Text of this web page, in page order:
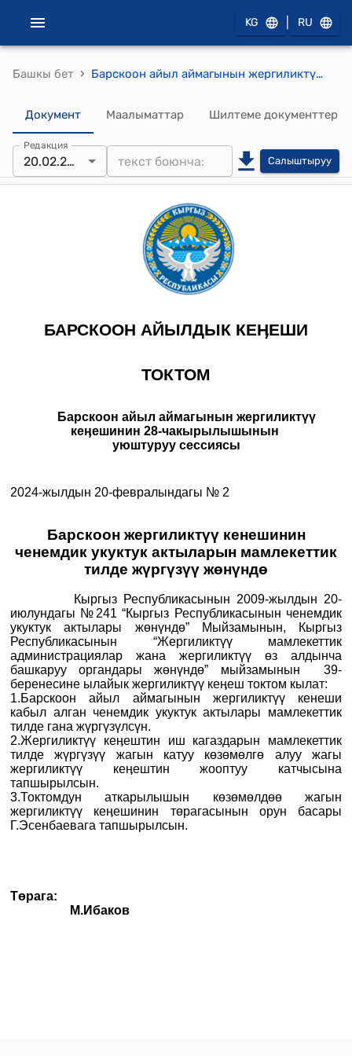
KG RU
Башкы бет › Барскоон айыл аймагынын жергиликтүү кеӊешинин 28-чакырылышынын уюштуруу сессиясынын 2024-жылдын 20-февралындагы № 2 "Барскоон жергиликтүү кенешинин ченемдик укуктук актыларын мамлекеттик тилде жүргүзүү жөнүндө" токтому
Документ Маалыматтар Шилтеме документтер
Редакция
20.02.2024 Салыштыруу